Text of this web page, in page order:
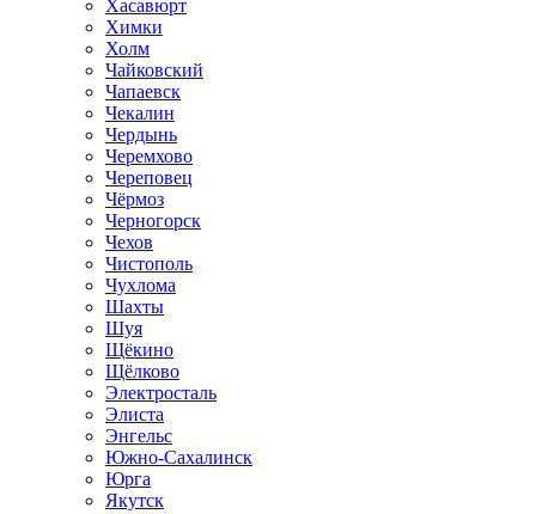
Хасавюрт
Химки
Холм
Чайковский
Чапаевск
Чекалин
Чердынь
Черемхово
Череповец
Чёрмоз
Черногорск
Чехов
Чистополь
Чухлома
Шахты
Шуя
Щёкино
Щёлково
Электросталь
Элиста
Энгельс
Южно-Сахалинск
Юрга
Якутск